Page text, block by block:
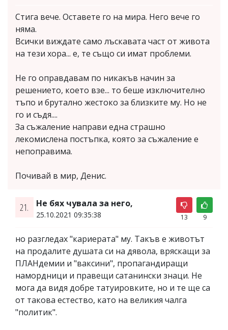
Стига вече. Оставете го на мира. Него вече го
няма.
Всички виждате само лъскавата част от живота
на тези хора... е, те също си имат проблеми.
Не го оправдавам по никакъв начин за
решението, което взе... то беше изключително
тъпо и брутално жестоко за близките му. Но не
го и съдя....
За съжаление направи една страшно
лекомислена постъпка, която за съжаление е
непоправима.
Почивай в мир, Денис.
21. Не бях чувала за него,
25.10.2021 09:35:38 13 9
но разгледах "кариерата" му. Такъв е животът
на продалите душата си на дявола, вряскащи за
ПЛАНдемии и "ваксини", пропагандиращи
намордници и правещи сатанински знаци. Не
мога да видя добре татуировките, но и те ще са
от такова естество, като на великия чалга
"политик".